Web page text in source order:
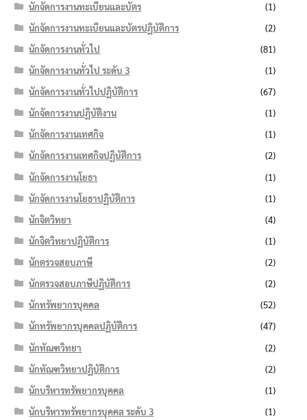
นักจัดการงานทะเบียนและบัตร
(1)
นักจัดการงานทะเบียนและบัตรปฏิบัติการ
(2)
นักจัดการงานทั่วไป
(81)
นักจัดการงานทั่วไป ระดับ 3
(1)
นักจัดการงานทั่วไปปฏิบัติการ
(67)
นักจัดการงานปฏิบัติงาน
(1)
นักจัดการงานเทศกิจ
(1)
นักจัดการงานเทศกิจปฏิบัติการ
(2)
นักจัดการงานโยธา
(1)
นักจัดการงานโยธาปฏิบัติการ
(1)
นักจิตวิทยา
(4)
นักจิตวิทยาปฏิบัติการ
(1)
นักตรวจสอบภาษี
(2)
นักตรวจสอบภาษีปฏิบัติการ
(2)
นักทรัพยากรบุคคล
(52)
นักทรัพยากรบุคคลปฏิบัติการ
(47)
นักทัณฑวิทยา
(2)
นักทัณฑวิทยาปฏิบัติการ
(2)
นักบริหารทรัพยากรบุคคล
(1)
นักบริหารทรัพยากรบุคคล ระดับ 3
(1)